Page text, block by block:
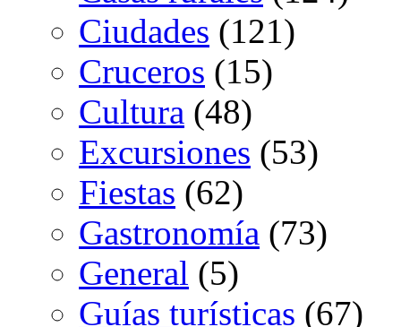
Ciudades (121)
Cruceros (15)
Cultura (48)
Excursiones (53)
Fiestas (62)
Gastronomía (73)
General (5)
Guías turísticas (67)